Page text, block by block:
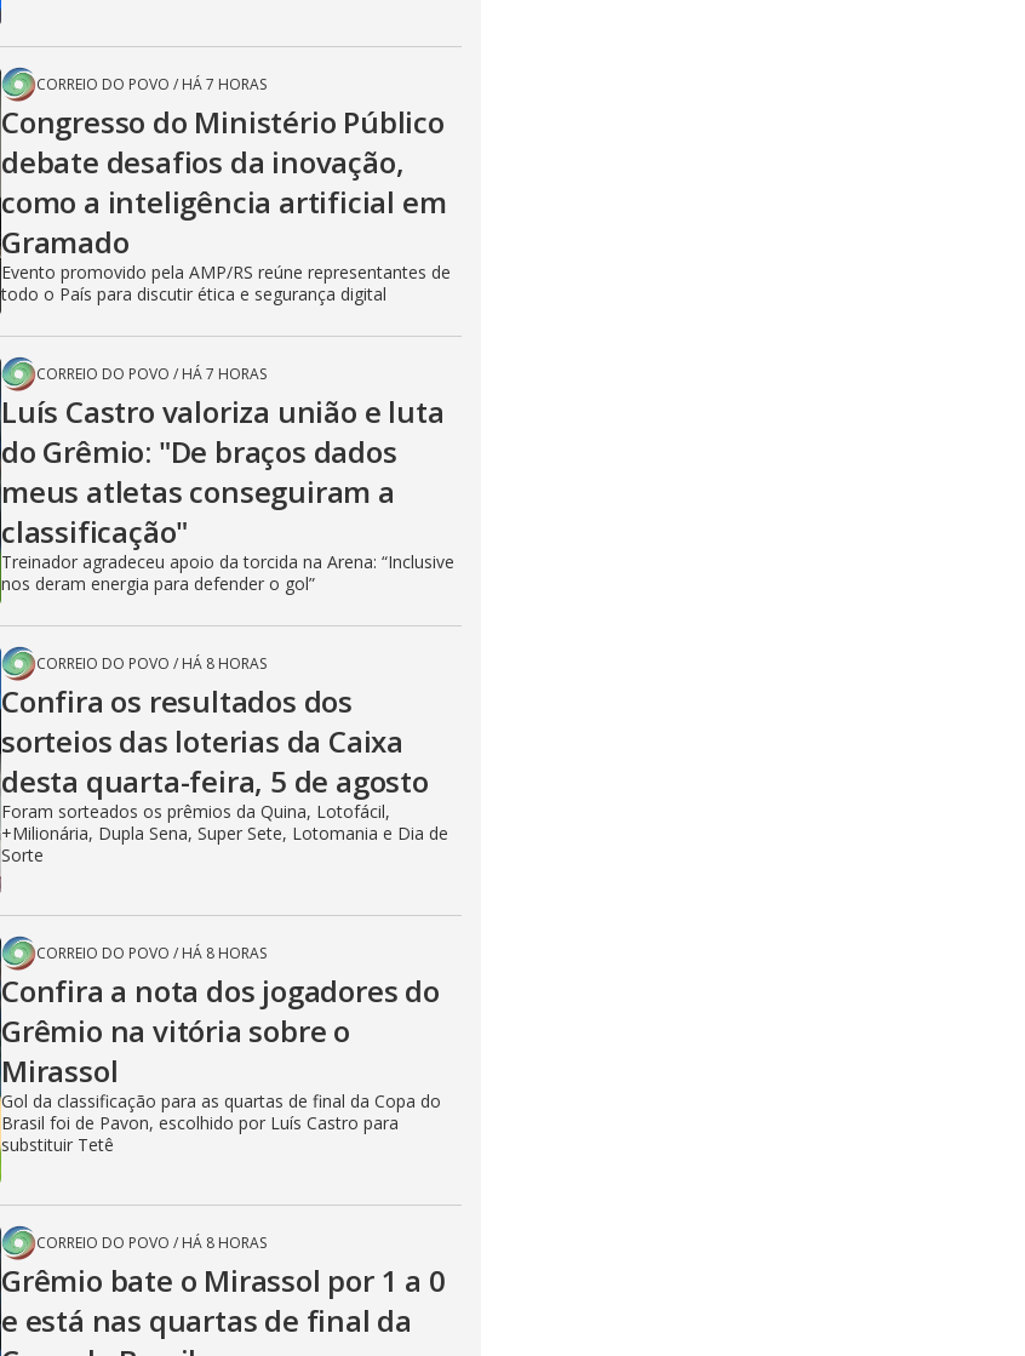
CORREIO DO POVO / HÁ 7 HORAS
Congresso do Ministério Público
debate desafios da inovação,
como a inteligência artificial em
Gramado
Evento promovido pela AMP/RS reúne representantes de
todo o País para discutir ética e segurança digital
CORREIO DO POVO / HÁ 7 HORAS
Luís Castro valoriza união e luta
do Grêmio: "De braços dados
meus atletas conseguiram a
classificação"
Treinador agradeceu apoio da torcida na Arena: “Inclusive
nos deram energia para defender o gol”
CORREIO DO POVO / HÁ 8 HORAS
Confira os resultados dos
sorteios das loterias da Caixa
desta quarta-feira, 5 de agosto
Foram sorteados os prêmios da Quina, Lotofácil,
+Milionária, Dupla Sena, Super Sete, Lotomania e Dia de
Sorte
CORREIO DO POVO / HÁ 8 HORAS
Confira a nota dos jogadores do
Grêmio na vitória sobre o
Mirassol
Gol da classificação para as quartas de final da Copa do
Brasil foi de Pavon, escolhido por Luís Castro para
substituir Tetê
CORREIO DO POVO / HÁ 8 HORAS
Grêmio bate o Mirassol por 1 a 0
e está nas quartas de final da